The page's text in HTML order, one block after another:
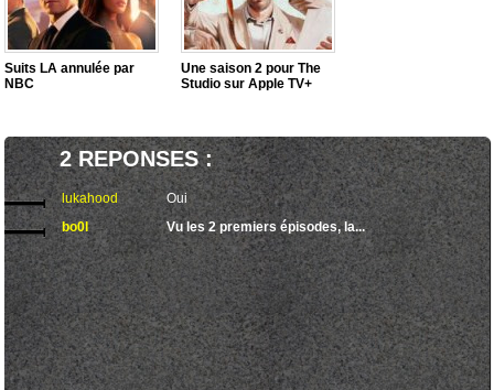
Suits LA annulée par
NBC
Une saison 2 pour The
Studio sur Apple TV+
2 REPONSES :
lukahood
Oui
bo0l
Vu les 2 premiers épisodes, la...